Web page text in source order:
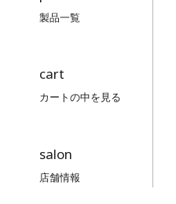
製品一覧
cart
カートの中を見る
salon
店舗情報